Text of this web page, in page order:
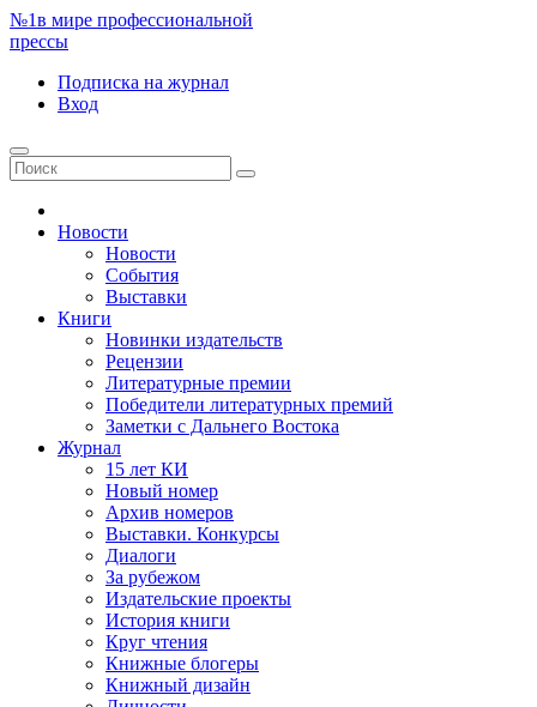
№1в мире профессиональной
прессы
Подписка на журнал
Вход
Новости
Новости
События
Выставки
Книги
Новинки издательств
Рецензии
Литературные премии
Победители литературных премий
Заметки с Дальнего Востока
Журнал
15 лет КИ
Новый номер
Архив номеров
Выставки. Конкурсы
Диалоги
За рубежом
Издательские проекты
История книги
Круг чтения
Книжные блогеры
Книжный дизайн